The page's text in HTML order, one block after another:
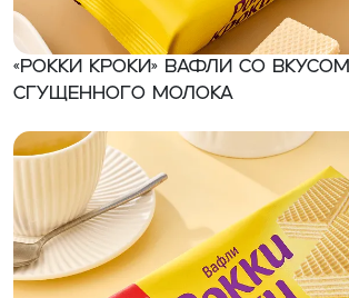
«Рокки Кроки» Вафли со вкусом
сгущенного молока